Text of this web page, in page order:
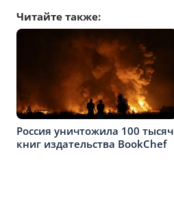
Читайте также:
Россия уничтожила 100 тысяч
книг издательства BookChef